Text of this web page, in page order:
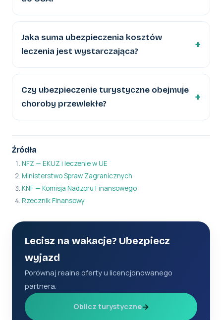
Jaka suma ubezpieczenia kosztów
leczenia jest wystarczająca?
Czy ubezpieczenie turystyczne obejmuje
choroby przewlekłe?
Źródła
NFZ — EKUZ i leczenie w UE
Ministerstwo Spraw Zagranicznych
KNF — Komisja Nadzoru Finansowego
Rzecznik Finansowy
Lecisz na wakacje? Ubezpiecz
wyjazd
Porównaj realne oferty u licencjonowanego
partnera.
Oblicz turystyczne→